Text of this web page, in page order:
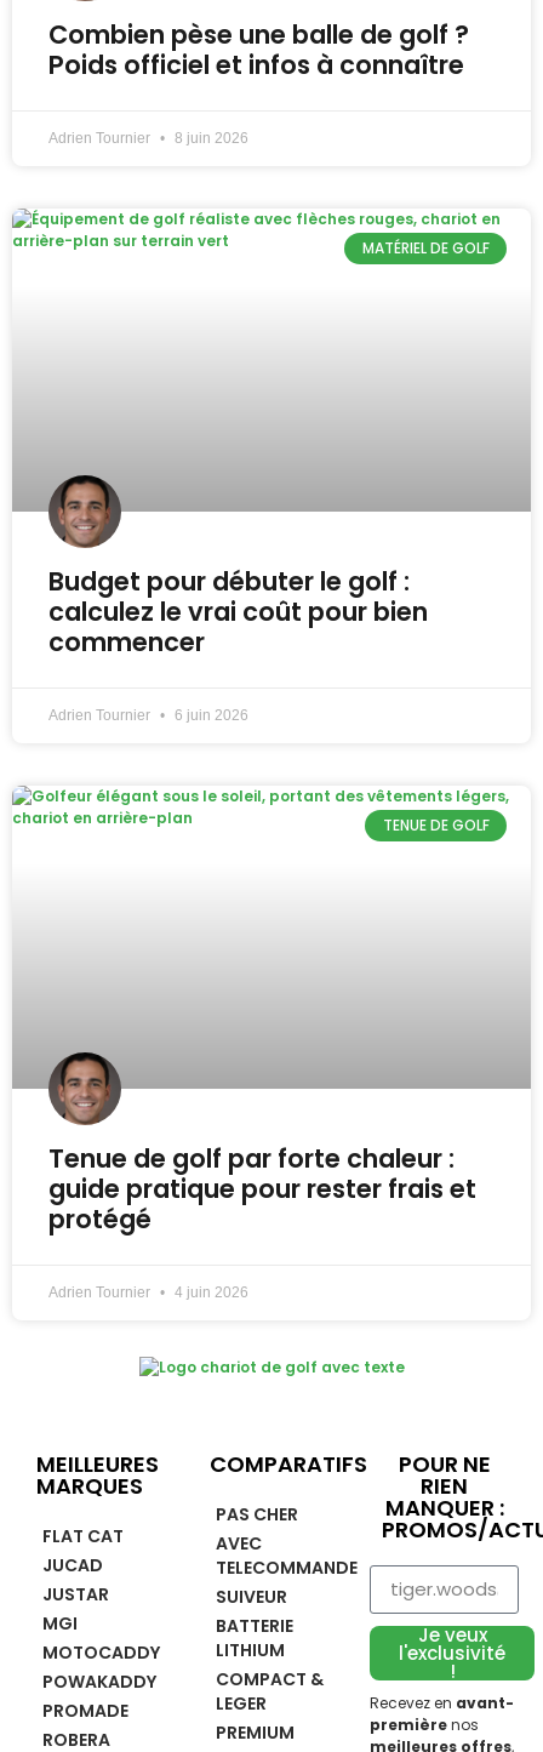
Combien pèse une balle de golf ?
Poids officiel et infos à connaître
Adrien Tournier 8 juin 2026
MATÉRIEL DE GOLF
Budget pour débuter le golf :
calculez le vrai coût pour bien
commencer
Adrien Tournier 6 juin 2026
TENUE DE GOLF
Tenue de golf par forte chaleur :
guide pratique pour rester frais et
protégé
Adrien Tournier 4 juin 2026
MEILLEURES
MARQUES
FLAT CAT
JUCAD
JUSTAR
MGI
MOTOCADDY
POWAKADDY
PROMADE
ROBERA
COMPARATIFS
PAS CHER
AVEC
TELECOMMANDE
SUIVEUR
BATTERIE
LITHIUM
COMPACT &
LEGER
PREMIUM
POUR NE
RIEN
MANQUER :
PROMOS/
Je veux
l'exclusivité
!
Recevez en avant-
premièrenos
meilleures offres,